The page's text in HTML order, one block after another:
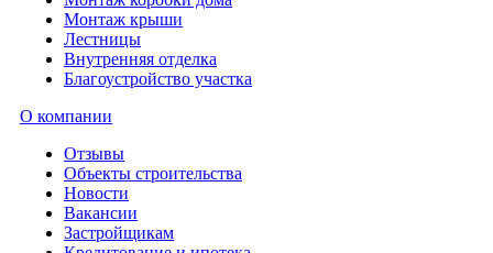
Монтаж крыши
Лестницы
Внутренняя отделка
Благоустройство участка
О компании
Отзывы
Объекты строительства
Новости
Вакансии
Застройщикам